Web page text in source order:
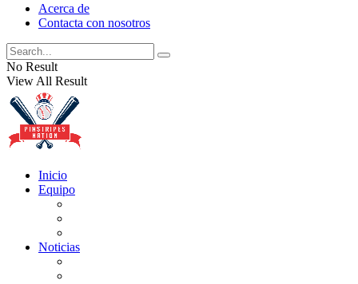
Acerca de
Contacta con nosotros
No Result
View All Result
Inicio
Equipo
Noticias